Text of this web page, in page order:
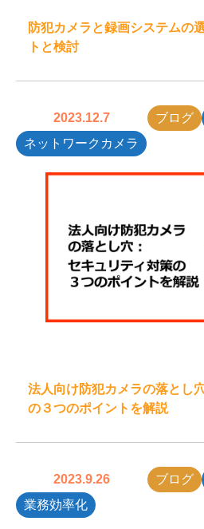
防犯カメラと録画システムの
トと検討
2023.12.7 ブログ
ネットワークカメラ
法人向け防犯カメラの落とし
の３つのポイントを解説
2023.9.26 ブログ
業務効率化